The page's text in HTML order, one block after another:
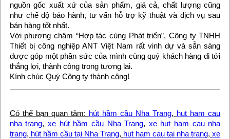
nguồn gốc xuất xứ của sản phẩm, giá cả, chất lượng cũng
như chế độ bảo hành, tư vấn hỗ trợ kỹ thuật và dịch vụ sau
bán hàng tốt nhất.
Với phương châm “Hợp tác cùng Phát triển”, Công ty TNHH
Thiết bị công nghiệp ANT Việt Nam rất vinh dự và sẵn sàng
được góp một phần sức của mình cùng quý khách hàng đi tới
thắng lợi, thành công trong tương lai.
Kính chúc Quý Công ty thành công!
Có thể bạn quan tâm: hút hầm cầu Nha Trang, hut ham cau
nha trang,xe hút hầm cầu Nha Trang, xe hut ham cau nha
trang, hút hầm cầu tại Nha Trang, hut ham cau tai nha trang,xe